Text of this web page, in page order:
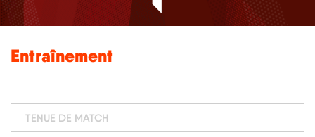
Entraînement
TENUE DE MATCH